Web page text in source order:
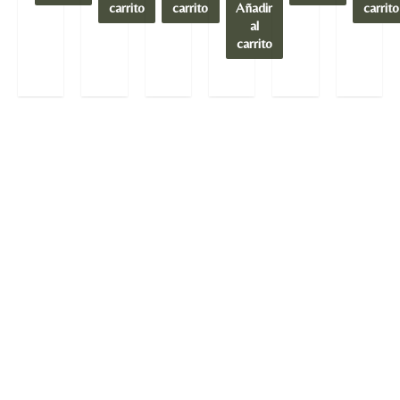
carrito
carrito
Añadir
al
carrito
carrito